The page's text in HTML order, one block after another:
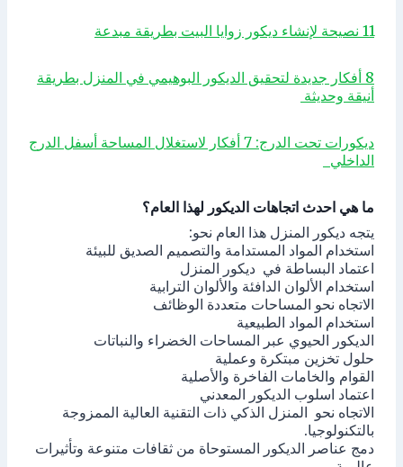
11 نصيحة لإنشاء ديكور زوايا البيت بطريقة مبدعة
8 أفكار جديدة لتحقيق الديكور البوهيمي في المنزل بطريقة
أنيقة وحديثة
ديكورات تحت الدرج: 7 أفكار لاستغلال المساحة أسفل الدرج
الداخلي
ما هي احدث اتجاهات الديكور لهذا العام؟
يتجه ديكور المنزل هذا العام نحو:
استخدام المواد المستدامة والتصميم الصديق للبيئة
اعتماد البساطة في ديكور المنزل
استخدام الألوان الدافئة والألوان الترابية
الاتجاه نحو المساحات متعددة الوظائف
استخدام المواد الطبيعية
الديكور الحيوي عبر المساحات الخضراء والنباتات
حلول تخزين مبتكرة وعملية
القوام والخامات الفاخرة والأصلية
اعتماد اسلوب الديكور المعدني
الاتجاه نحو المنزل الذكي ذات التقنية العالية الممزوجة
بالتكنولوجيا.
دمج عناصر الديكور المستوحاة من ثقافات متنوعة وتأثيرات